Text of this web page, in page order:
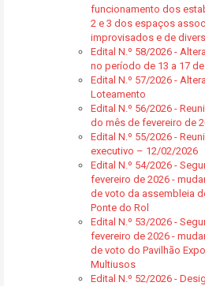
funcionamento dos
2 e 3 dos espaços
improvisados e de
Edital N.º 58/2026 -
no período de 13 a 17
Edital N.º 57/2026 -
Loteamento
Edital N.º 56/2026 -
do mês de fevereiro de
Edital N.º 55/2026 -
executivo – 12/02/2026
Edital N.º 54/2026 -
fevereiro de 2026 -
de voto da assembleia
Ponte do Rol
Edital N.º 53/2026 -
fevereiro de 2026 -
de voto do Pavilhão
Multiusos
Edital N.º 52/2026 -